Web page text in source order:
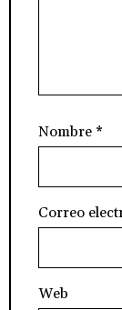
Nombre *
Correo
Web